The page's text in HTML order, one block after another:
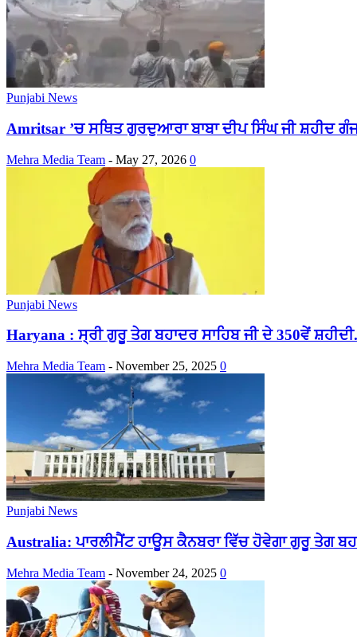
Punjabi News
Amritsar ’ਚ ਸਥਿਤ ਗੁਰਦੁਆਰਾ ਬਾਬਾ ਦੀਪ ਸਿੰਘ ਜੀ ਸ਼ਹੀਦ
Mehra Media Team - May 27, 2026 0
Punjabi News
Haryana : ਸ੍ਰੀ ਗੁਰੂ ਤੇਗ ਬਹਾਦਰ ਸਾਹਿਬ ਜੀ ਦੇ 350ਵੇਂ
Mehra Media Team - November 25, 2025 0
Punjabi News
Australia: ਪਾਰਲੀਮੈਂਟ ਹਾਊਸ ਕੈਨਬਰਾ ਵਿੱਚ ਹੋਵੇਗਾ ਗੁਰੂ ਤੇਗ
Mehra Media Team - November 24, 2025 0